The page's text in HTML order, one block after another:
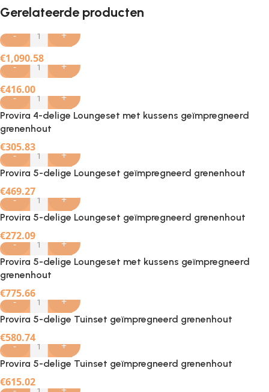
Gerelateerde producten
-
+
€1,090.58
-
+
€416.00
- +
Provira 4-delige Loungeset met kussens geïmpregneerd
grenenhout
€305.83
- +
Provira 5-delige Loungeset geïmpregneerd grenenhout
€469.27
- +
Provira 5-delige Loungeset geïmpregneerd grenenhout
€272.09
- +
Provira 5-delige Loungeset met kussens geïmpregneerd
grenenhout
€775.66
- +
Provira 5-delige Tuinset geïmpregneerd grenenhout
€580.74
- +
Provira 5-delige Tuinset geïmpregneerd grenenhout
€615.02